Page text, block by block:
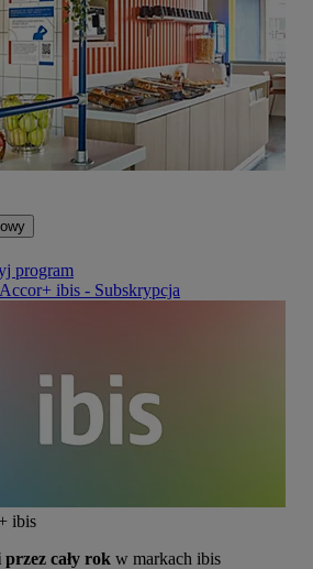
program
ibis - Subskrypcja
ibis
cały rok w markach ibis